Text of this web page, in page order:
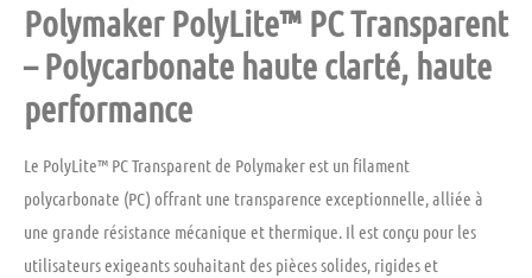
Polymaker PolyLite™ PC Transparent
– Polycarbonate haute clarté, haute
performance
Le PolyLite™ PC Transparentde Polymakerest un filament
polycarbonate (PC) offrant une transparence exceptionnelle, alliée à
une grande résistance mécanique et thermique. Il est conçu pour les
utilisateurs exigeants souhaitant des pièces solides, rigides et